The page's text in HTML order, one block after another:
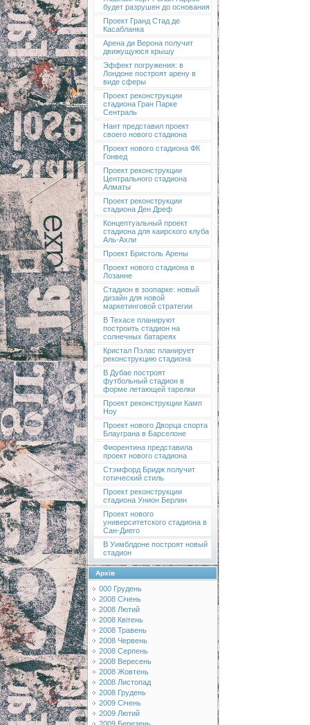
будет разрушен до основания
Проект Гранд Стад де
Касабланка
Арена ди Верона получит
движущуюся крышу
Эффект погружения: в
Лондоне построят арену в
виде сферы
Проект реконструкции
стадиона Гран Парке
Сентраль
Нант представил проект
своего нового стадиона
Проект нового стадиона ФК
Гонвед
Проект реконструкции
Центрального стадиона
Алматы
Проект реконструкции
стадиона Ден Дреф
Концептуальный проект
стадиона для каирского клуба
Аль-Ахли
Проект Бристоль Арены
Проект нового стадиона в
Лозанне
Стадион в зоопарке: новый
дизайн для новой
маркетинговой стратегии
В Техасе планируют
построить стадион на
солнечных батареях
Кристал Пэлас планирует
реконструкцию стадиона
В Дубае построят
футбольный стадион в
форме летающей тарелки
Проект реконструкции Камп
Ноу
Проект нового Дворца спорта
Блауграна в Барселоне
Фиорентина представила
проект нового стадиона
Стэмфорд Бридж получит
готический стиль
Проект реконструкции
стадиона Унион Берлин
Проект нового
университетского стадиона в
Сан-Диего
В Уимблдоне построят новый
стадион
Архів
000 Грудень
2008 Січень
2008 Лютий
2008 Квітень
2008 Травень
2008 Червень
2008 Серпень
2008 Вересень
2008 Жовтень
2008 Листопад
2008 Грудень
2009 Січень
2009 Лютий